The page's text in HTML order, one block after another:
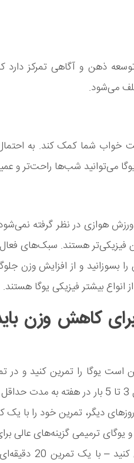
ذهن و آگاهی تمرکز
می‌شود.
خواب شما کمک کند. به
می‌توانید شب‌ها راحت‌تر و
هوازی در نظر گرفته
فیزیکی‌تر هستند. سبک‌های
و از افزایش وزن
انواع بیشتر فیزیکی یوگا هستند.
کاهش وزن
یوگا را تمرین کنید و در
دیگر، تمرین خود را با یک
یوگای ترمیمی گزینه‌های عالی
اگر مبتدی هستید، به